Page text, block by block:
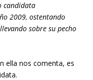
candidata
2009, ostentando
sobre su pecho
ella nos comenta, es